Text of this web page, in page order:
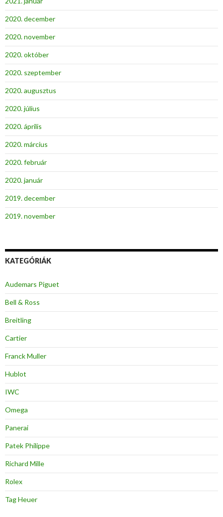
2020. december
2020. november
2020. október
2020. szeptember
2020. augusztus
2020. július
2020. április
2020. március
2020. február
2020. január
2019. december
2019. november
KATEGÓRIÁK
Audemars Piguet
Bell & Ross
Breitling
Cartier
Franck Muller
Hublot
IWC
Omega
Panerai
Patek Philippe
Richard Mille
Rolex
Tag Heuer